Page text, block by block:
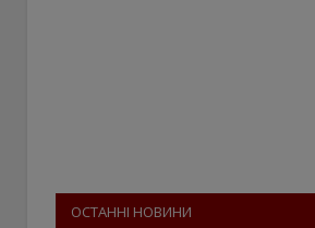
ОСТАННІ НОВИНИ